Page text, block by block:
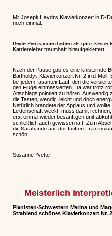
Mit Joseph Haydns Klavierkonzert in D-
noch einmal.
Beide Pianistinnen haben als ganz kleine
Karriereleiter traumhaft hinaufgeklettert.
Nach der Pause gab es eine knisternde
Bartholdys Klavierkonzert Nr. 2 in d-Moll.
bei jedem rasanten Lauf, den die
den Flügel einmassierten. Da war trotz
Anschlags pointiert zu hören. Auswendig
die Tasten, wendig, leicht und doch
Natürlich brandete der Applaus und
Leidenschaft weckt, muss damit
erst einmal wieder besänftigen und
schließlich auch gewissenhaft. Zum
die Sarabande aus der fünften
schön.
Susanne Yvette
Meisterlich
Pianisten-Schwestern Marina und
Strahlend schönes Klavierkonzert Nr.